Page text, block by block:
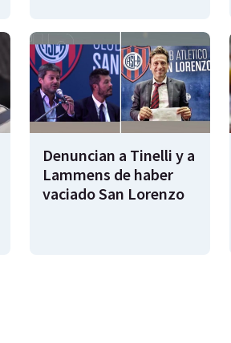
Denuncian a Tinelli y a
Lammens de haber
vaciado San Lorenzo